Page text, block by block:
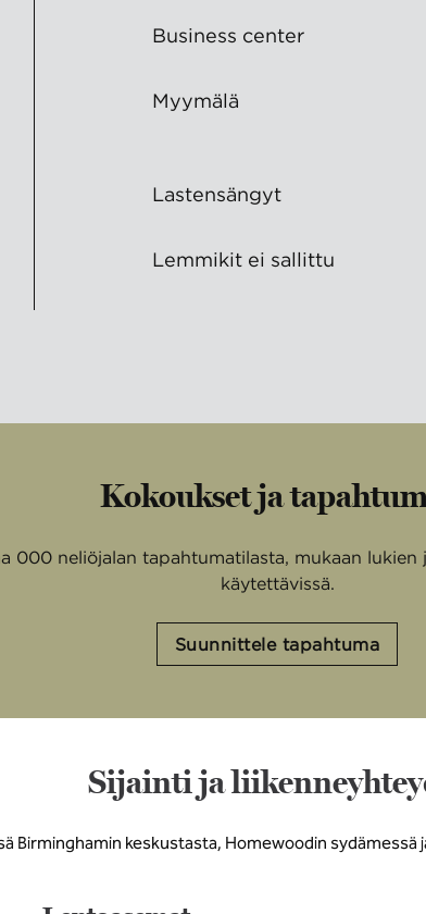
Business center
Myymälä
Lastensängyt
Lemmikit ei sallittu
Kokoukset ja
000 neliöjalan tapahtumatilasta, mukaan
käytettävissä.
Suunnittele tapahtuma
Sijainti ja
Birminghamin keskustasta, Homewoodin